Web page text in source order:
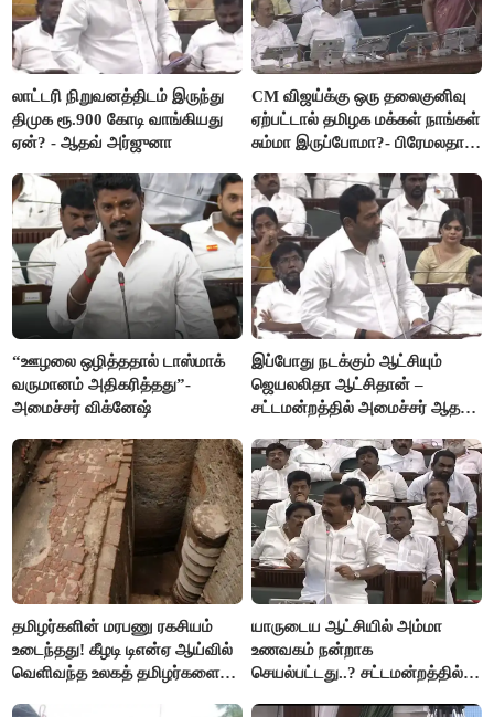
லாட்டரி நிறுவனத்திடம் இருந்து
திமுக ரூ.900 கோடி வாங்கியது
ஏன்? - ஆதவ் அர்ஜுனா
CM விஜய்க்கு ஒரு தலைகுனிவு
ஏற்பட்டால் தமிழக மக்கள் நாங்கள்
சும்மா இருப்போமா?- பிரேமலதா
“ஊழலை ஒழித்ததால் டாஸ்மாக்
வருமானம் அதிகரித்தது”-
அமைச்சர் விக்னேஷ்
இப்போது நடக்கும் ஆட்சியும்
ஜெயலலிதா ஆட்சிதான் –
சட்டமன்றத்தில் அமைச்சர் ஆதவ்
தமிழர்களின் மரபணு ரகசியம்
உடைந்தது! கீழடி டிஎன்ஏ ஆய்வில்
வெளிவந்த உலகத் தமிழர்களை
யாருடைய ஆட்சியில் அம்மா
உணவகம் நன்றாக
செயல்பட்டது..? சட்டமன்றத்தில்